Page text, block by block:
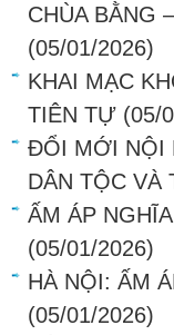
CHÙA BẰNG
(05/01/2026)
KHAI MẠC
TIÊN TỰ (05/
ĐỔI MỚI NỘI
DÂN TỘC VÀ
ẤM ÁP
(05/01/2026)
HÀ NỘI: ẤM
(05/01/2026)